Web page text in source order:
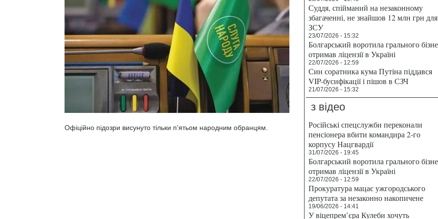
Офіційно підозри висунуто тільки п’ятьом народним обранцям.
Суддя, спійманий на незаконному
збагаченні, не знайшов 12 млн грн для
ЗСУ
23/07/2026 - 15:32
Болгарський воротила грального
отримав ліцензії в Україні
22/07/2026 - 12:59
Син соратника кума Путіна піддався
VIP-бусифікації і пішов в СЗЧ
21/07/2026 - 15:32
з відео
Російські спецслужби переконали
пенсіонера вбити командира 2-го
корпусу Нацгвардії
31/07/2026 - 19:45
Болгарський воротила грального
отримав ліцензії в Україні
22/07/2026 - 12:59
Прокуратура мацає ужгородського
депутата за незаконно накопичене
19/06/2026 - 14:41
У віцепрем’єра Кулеби хочуть